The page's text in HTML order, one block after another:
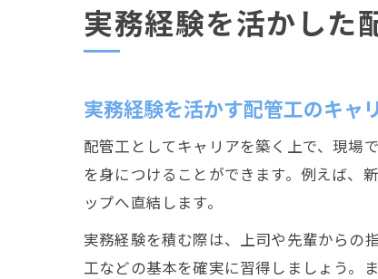
実務経験を活かした
実務経験を活かす配管工のキャ
配管工としてキャリアを築く上で、現場
を身につけることができます。例えば、
ップへ直結します。
実務経験を積む際は、上司や先輩からの
工などの基本を確実に習得しましょう。